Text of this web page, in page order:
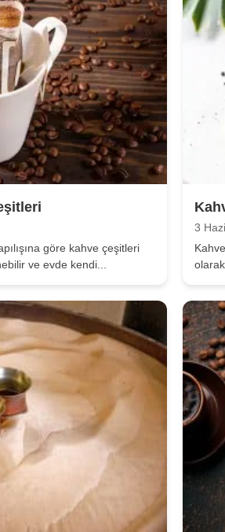
göre kahve çeşitleri
ve evde kendi...
3